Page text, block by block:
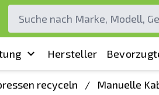
Hersteller
recyceln / Manuelle